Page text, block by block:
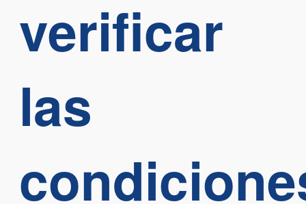
verificar
las